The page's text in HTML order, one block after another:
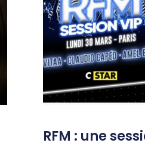
RFM : une